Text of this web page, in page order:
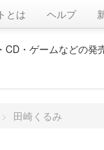
とは ヘルプ
・ゲームなどの発
> 田崎くるみ